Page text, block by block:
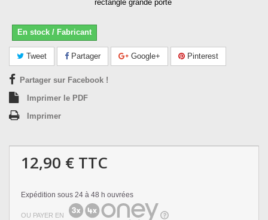
rectangle grande porte
En stock / Fabricant
Tweet Partager Google+ Pinterest
Partager sur Facebook !
Imprimer le PDF
Imprimer
12,90 € TTC
Expédition sous 24 à 48 h ouvrées
OU PAYER EN